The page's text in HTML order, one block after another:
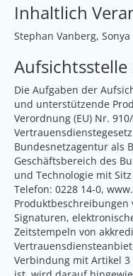
Inhaltlich
Stephan Vanberg,
Aufsichtsstelle
Die Aufgaben der
und unterstützende
Verordnung (EU) Nr.
Bundesnetzagentur als
Geschäftsbereich des
und Technologie mit
Telefon: 0228 14-0,
Signaturen,
Zeitstempeln von
Verbindung mit Artikel 3